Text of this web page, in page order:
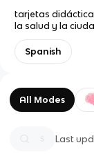
tarjetas
la salud y la
Spanish
All Modes
Last